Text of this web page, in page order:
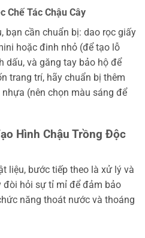
Chế Tác Chậu Cây
bạn cần chuẩn bị: dao rọc giấy
hoặc đinh nhỏ (để tạo lỗ
dấu, và găng tay bảo hộ để
trang trí, hãy chuẩn bị thêm
(nên chọn màu sáng để
Hình Chậu Trồng Độc
liệu, bước tiếp theo là xử lý và
đòi hỏi sự tỉ mỉ để đảm bảo
năng thoát nước và thoáng